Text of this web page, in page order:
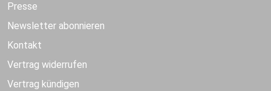
Presse
Newsletter abonnieren
Kontakt
Vertrag widerrufen
Vertrag kündigen